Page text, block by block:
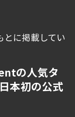
とに掲載してい
の人気タ
本初の公式